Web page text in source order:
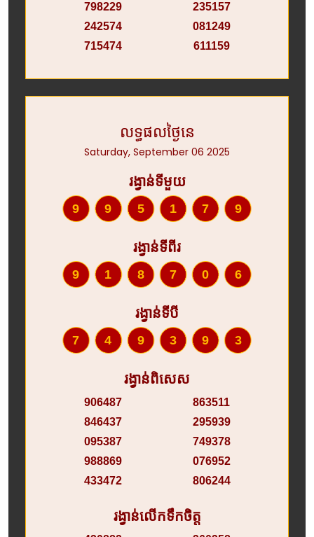
798229
242574
715474
235157
081249
611159
លទ្ធផលថ្ងៃនេ
Saturday, September 06 2025
រង្វាន់ទីមួយ
995179
រង្វាន់ទីពីរ
918706
រង្វាន់ទីបី
749393
រង្វាន់ពិសេស
906487
846437
095387
988869
433472
863511
295939
749378
076952
806244
រង្វាន់លើកទឹកចិត្ត